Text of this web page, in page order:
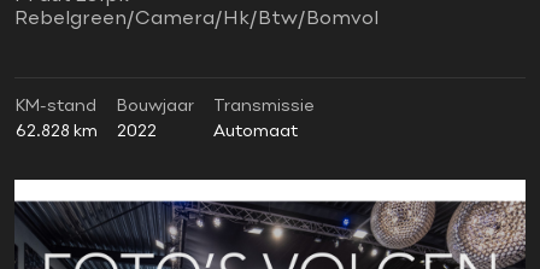
Rebelgreen/Camera/Hk/Btw/Bomvol
KM-stand
62.828 km
Bouwjaar
2022
Transmissie
Automaat